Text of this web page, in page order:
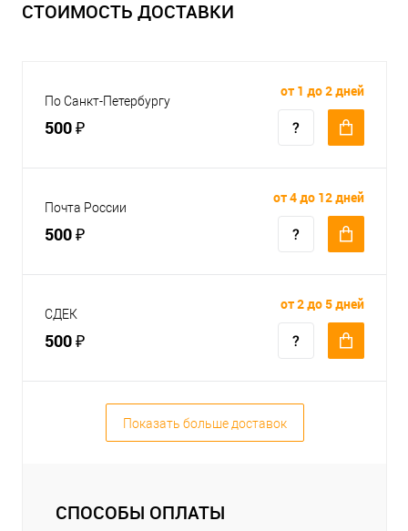
СТОИМОСТЬ ДОСТАВКИ
По Санкт-Петербургу
500 ₽
от 1 до 2 дней
Почта России
500 ₽
от 4 до 12 дней
СДЕК
500 ₽
от 2 до 5 дней
Показать больше доставок
СПОСОБЫ ОПЛАТЫ